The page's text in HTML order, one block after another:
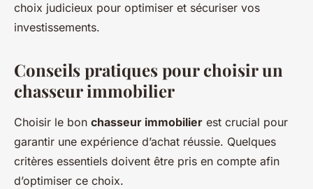
choix judicieux pour optimiser et sécuriser vos
investissements.
Conseils pratiques pour choisir un
chasseur immobilier
Choisir le bon chasseur immobilier est crucial pour
garantir une expérience d’achat réussie. Quelques
critères essentiels doivent être pris en compte afin
d’optimiser ce choix.